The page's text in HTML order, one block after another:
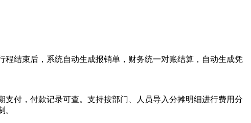
结束后，系统自动生成报销单，财务统一对账结算，自动生成凭
付，付款记录可查。支持按部门、人员导入分摊明细进行费用分